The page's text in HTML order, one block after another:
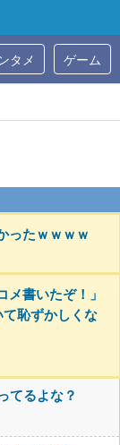
タメ ゲーム
ったｗｗｗｗ
メ書いたぞ！」
恥ずかしくな
てるよな？